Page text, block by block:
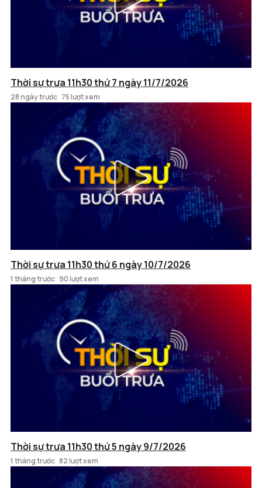
Thời sự trưa 11h30 thứ 7 ngày 11/7/2026
28 ngày trước 75 lượt xem
Thời sự trưa 11h30 thứ 6 ngày 10/7/2026
1 tháng trước 90 lượt xem
Thời sự trưa 11h30 thứ 5 ngày 9/7/2026
1 tháng trước 82 lượt xem